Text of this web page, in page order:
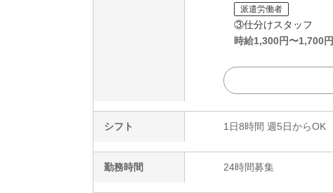
派遣労働者
③仕分けスタッフ
時給1,300円〜1,700円
シフト 1日8時間 週5日からOK
勤務時間 24時間募集